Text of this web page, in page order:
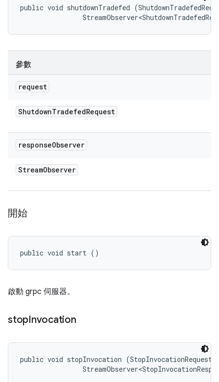
public void shutdownTradefed
參數
request
ShutdownTradefedRequest
responseObserver
StreamObserver
開始
public void start ()
啟動 grpc 伺服器。
stopInvocation
public void stopInvocation